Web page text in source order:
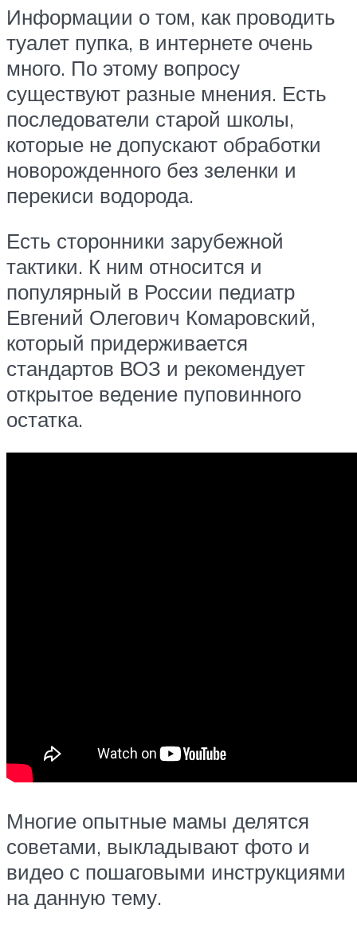
Информации о том, как проводить
туалет пупка, в интернете очень
много. По этому вопросу
существуют разные мнения. Есть
последователи старой школы,
которые не допускают обработки
новорожденного без зеленки и
перекиси водорода.
Есть сторонники зарубежной
тактики. К ним относится и
популярный в России педиатр
Евгений Олегович Комаровский,
который придерживается
стандартов ВОЗ и рекомендует
открытое ведение пуповинного
остатка.
Многие опытные мамы делятся
советами, выкладывают фото и
видео с пошаговыми инструкциями
на данную тему.